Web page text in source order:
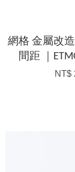
網格 金屬改
間距 ｜
NT$